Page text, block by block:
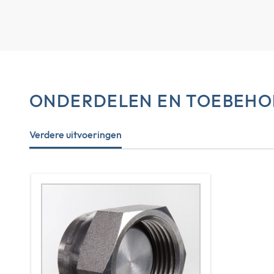
ONDERDELEN EN
Verdere uitvoeringen